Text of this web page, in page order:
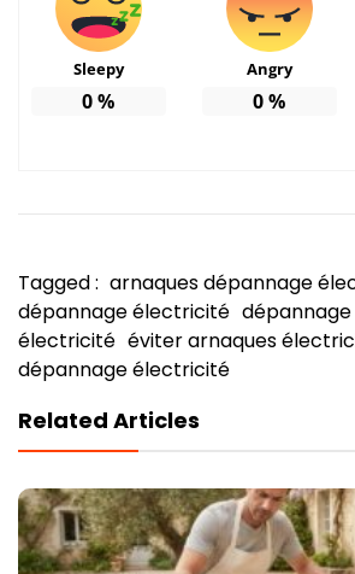
Sleepy
0%
Angry
0%
Tagged : arnaques dépannage
dépannage électricité
électricité éviter arnaques
dépannage électricité
Related Articles